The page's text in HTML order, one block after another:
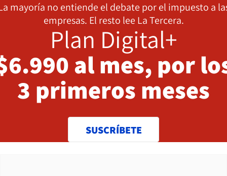
mayoría no entiende el debate por el impuesto a
empresas. El resto lee La Tercera.
Plan Digital+
al mes, por
3 primeros meses
SUSCRÍBETE